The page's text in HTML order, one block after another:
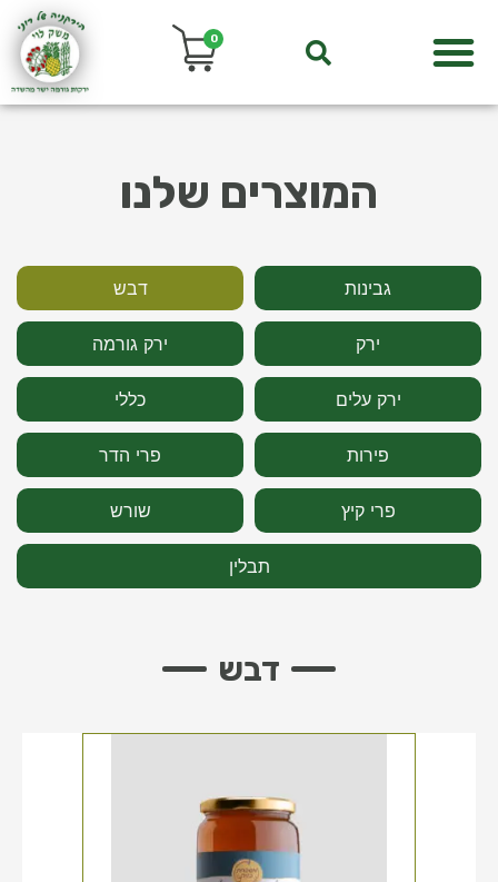
0
המוצרים שלנו
גבינות דבש
ירק ירק גורמה
ירק עלים כללי
פירות פרי הדר
פרי קיץ שורש
תבלין
דבש